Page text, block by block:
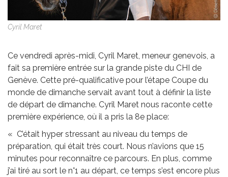
Cyril Maret
Ce vendredi après-midi, Cyril Maret, meneur genevois, a
fait sa première entrée sur la grande piste du CHI de
Genève. Cette pré-qualificative pour l’étape Coupe du
monde de dimanche servait avant tout à définir la liste
de départ de dimanche. Cyril Maret nous raconte cette
première expérience, où il a pris la 8e place:
« C’était hyper stressant au niveau du temps de
préparation, qui était très court. Nous n’avions que 15
minutes pour reconnaître ce parcours. En plus, comme
j’ai tiré au sort le n°1 au départ, ce temps s’est encore plus